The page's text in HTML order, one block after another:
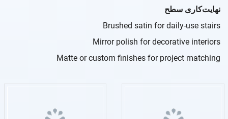
نهایت‌کاری سطح
Brushed satin for daily-use stairs
Mirror polish for decorative interiors
Matte or custom finishes for project matching